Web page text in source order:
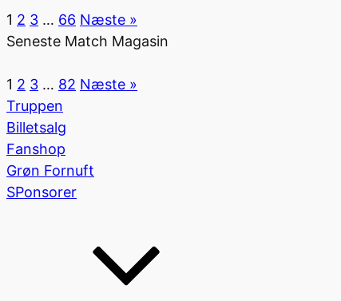
1 2 3 … 66 Næste »
Seneste Match Magasin
1 2 3 … 82 Næste »
Truppen
Billetsalg
Fanshop
Grøn Fornuft
SPonsorer